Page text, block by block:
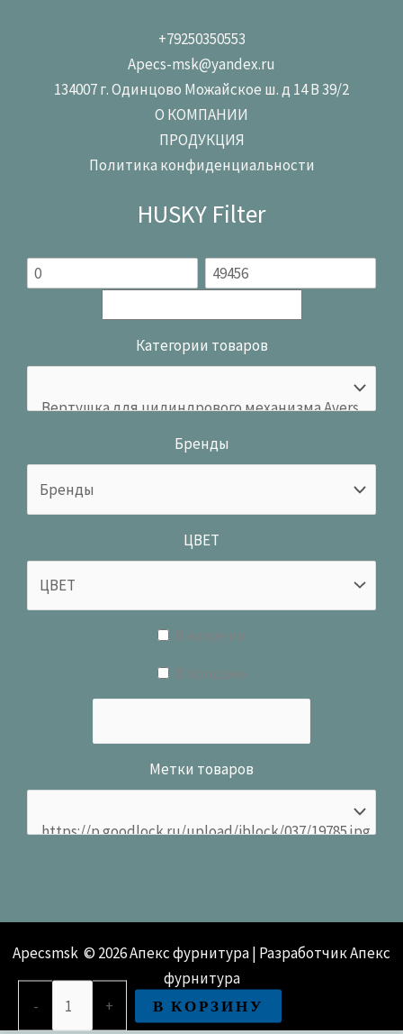
+79250350553
Apecs-msk@yandex.ru
134007 г. Одинцово Можайское ш. д 14 В 39/2
О КОМПАНИИ
ПРОДУКЦИЯ
Политика конфиденциальности
HUSKY Filter
Категории товаров
Бренды
ЦВЕТ
Метки товаров
Apecsmsk © 2026 Апекс фурнитура | Разработчик Апекс
фурнитура
-
+ В КОРЗИНУ